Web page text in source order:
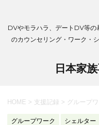
DVやモラハラ、デートDV等の
のカウンセリング・ワーク・
日本家
HOME > 支援記録 > グループ
グループワーク シェルター